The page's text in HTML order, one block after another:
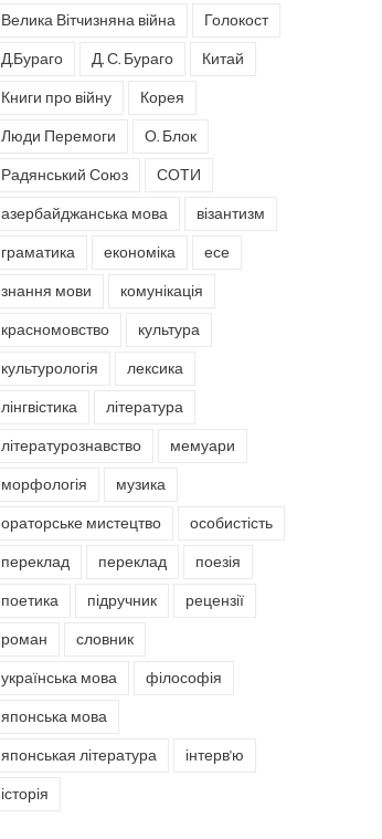
Велика Вітчизняна війна Голокост
Д.Бураго Д. С. Бураго Китай
Книги про війну Корея
Люди Перемоги О. Блок
Радянський Союз СОТИ
азербайджанська мова візантизм
граматика економіка есе
знання мови комунікація
красномовство культура
культурологія лексика
лінгвістика література
літературознавство мемуари
морфологія музика
ораторське мистецтво особистість
переклад переклад поезія
поетика підручник рецензії
роман словник
українська мова філософія
японська мова
японськая література інтерв'ю
історія